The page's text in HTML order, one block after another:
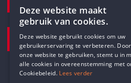
Pottenbrug 4
Antwerpen, 2000
Deze website maakt
gebruik van cookies.
Deze website gebruikt cookies om uw
gebruikerservaring te verbeteren. Door
onze website te gebruiken, stemt u in
alle cookies in overeenstemming met
Cookiebeleid. Lees verder